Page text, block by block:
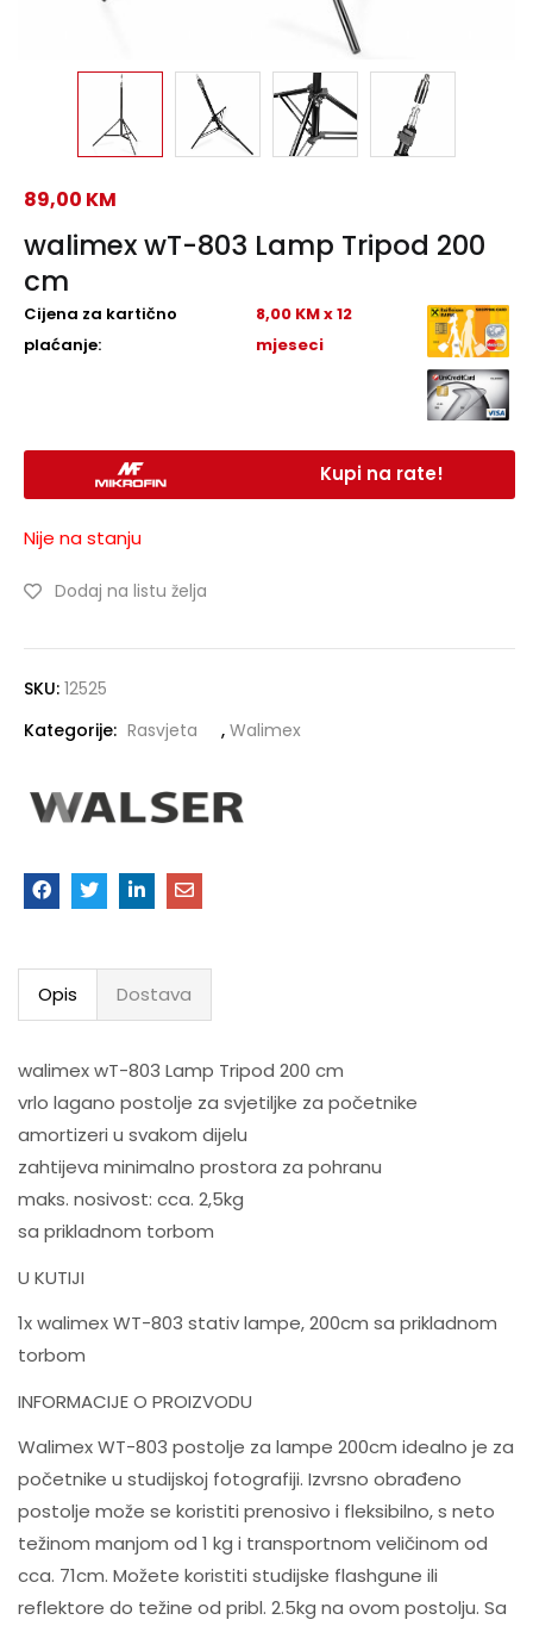
walimex wT-803 Lamp Tripod 200
cm
89,00 KM
Cijena za kartično
plaćanje:
8,00 KM x 12
mjeseci
Kupi na rate!
Nije na stanju
Dodaj na listu želja
SKU: 12525
Kategorije: Rasvjeta , Walimex
Opis Dostava
walimex wT-803 Lamp Tripod 200 cm
vrlo lagano postolje za svjetiljke za početnike
amortizeri u svakom dijelu
zahtijeva minimalno prostora za pohranu
maks. nosivost: cca. 2,5kg
sa prikladnom torbom
U KUTIJI
1x walimex WT-803 stativ lampe, 200cm sa prikladnom
torbom
INFORMACIJE O PROIZVODU
Walimex WT-803 postolje za lampe 200cm idealno je za
početnike u studijskoj fotografiji. Izvrsno obrađeno
postolje može se koristiti prenosivo i fleksibilno, s neto
težinom manjom od 1 kg i transportnom veličinom od
cca. 71cm. Možete koristiti studijske flashgune ili
reflektore do težine od pribl. 2.5kg na ovom postolju. Sa